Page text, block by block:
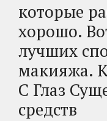
которые
хорошо.
лучших
макияжа.
С Глаз
средств